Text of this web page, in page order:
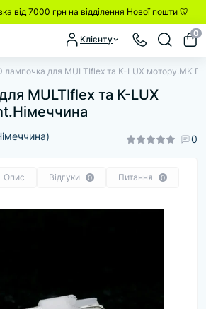
від 7000 грн на відділення Нової пошти 🦷
Клієнту
0
лампочка для MULTIflex та K-LUX мотору.MK
MULTIflex та K-LUX
0
Опис Відгуки 0 Питання 0